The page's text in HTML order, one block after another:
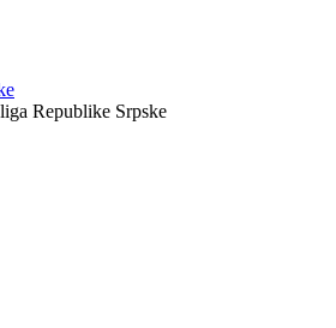
Republike Srpske